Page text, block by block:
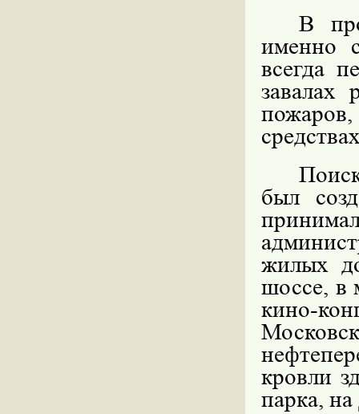
В
именно
всегда
был
жилых
шоссе, в
кино-
кровли
парка,